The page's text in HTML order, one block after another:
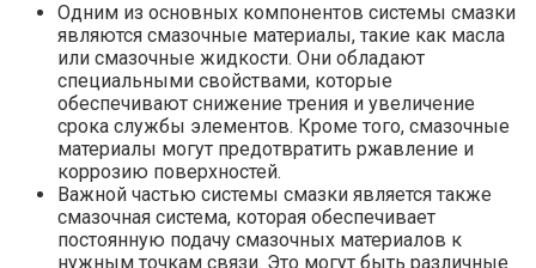
Одним из основных компонентов системы смазки
являются смазочные материалы, такие как масла
или смазочные жидкости. Они обладают
специальными свойствами, которые
обеспечивают снижение трения и увеличение
срока службы элементов. Кроме того, смазочные
материалы могут предотвратить ржавление и
коррозию поверхностей.
Важной частью системы смазки является также
смазочная система, которая обеспечивает
постоянную подачу смазочных материалов к
нужным точкам связи. Это могут быть различные